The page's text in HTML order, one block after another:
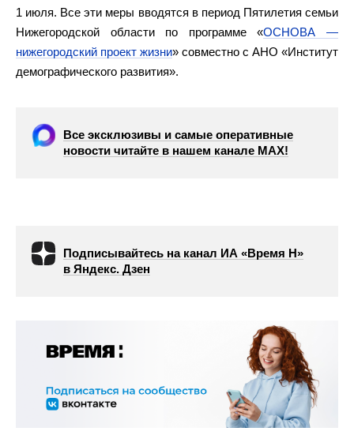
1 июля. Все эти меры вводятся в период Пятилетия семьи
Нижегородской области по программе «ОСНОВА —
нижегородский проект жизни» совместно с АНО «Институт
демографического развития».
Все эксклюзивы и самые оперативные
новости читайте в нашем канале МАХ!
Подписывайтесь на канал ИА «Время Н»
в Яндекс. Дзен